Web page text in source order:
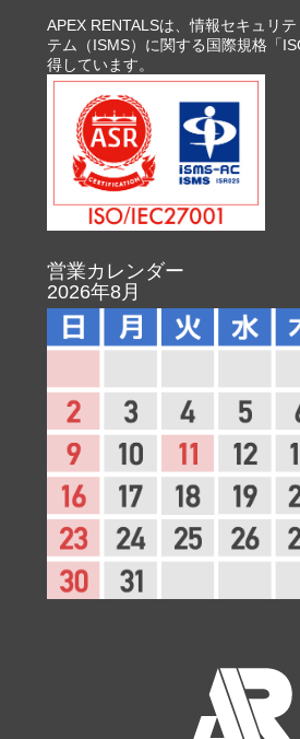
APEX RENTALSは、情報セキュリ
テム（ISMS）に関する国際規格「
得しています。
営業カレンダー
2026年8月